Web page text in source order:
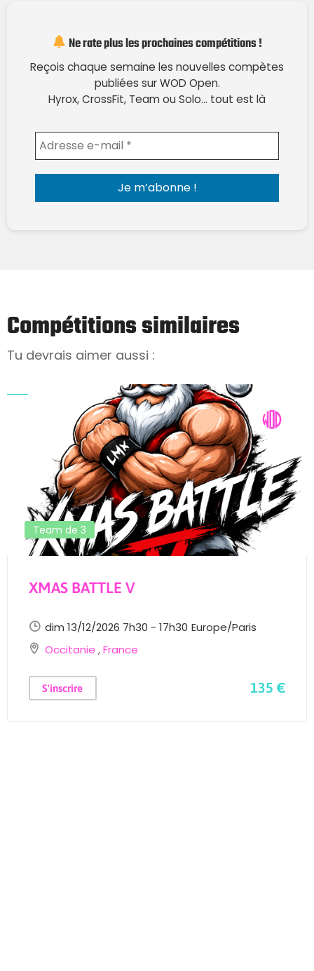
Ne rate plus les prochaines compétitions !
Reçois chaque semaine les nouvelles compètes
publiées sur WOD Open.
Hyrox, CrossFit, Team ou Solo… tout est là
Compétitions similaires
Tu devrais aimer aussi :
Team de 3
XMAS BATTLE V
dim 13/12/2026 7h30 - 17h30 Europe/Paris
Occitanie ,France
S'inscrire 135 €